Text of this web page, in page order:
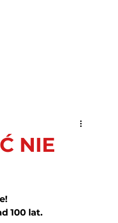
NIE
100 lat.